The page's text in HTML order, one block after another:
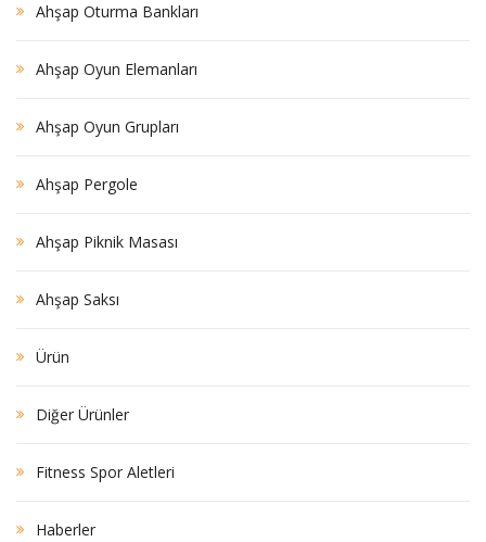
Ahşap Oturma Bankları
Ahşap Oyun Elemanları
Ahşap Oyun Grupları
Ahşap Pergole
Ahşap Piknik Masası
Ahşap Saksı
Ürün
Diğer Ürünler
Fitness Spor Aletleri
Haberler